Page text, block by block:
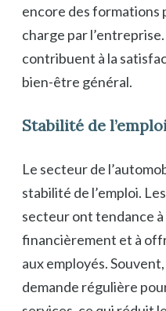
encore des formations
charge par
contribuent à la
bien-être général.
Stabilité de
Le secteur de
stabilité de l’emploi.
secteur ont tendance
financièrement et à
aux employés.
demande régulière